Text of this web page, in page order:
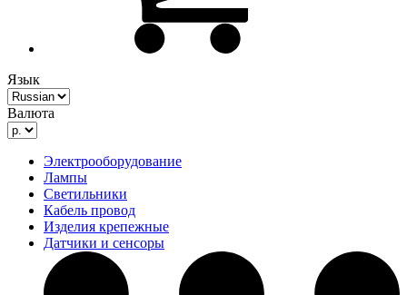
Язык
Валюта
Электрооборудование
Лампы
Светильники
Кабель провод
Изделия крепежные
Датчики и сенсоры